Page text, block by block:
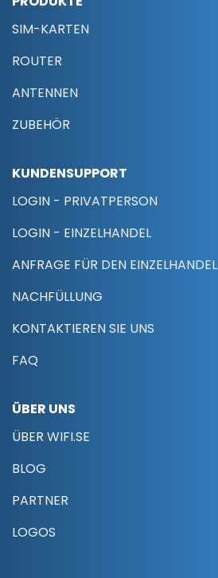
SIM-KARTEN
ROUTER
ANTENNEN
ZUBEHÖR
KUNDENSUPPORT
LOGIN - PRIVATPERSON
LOGIN - EINZELHANDEL
ANFRAGE FÜR DEN EINZELHANDEL
NACHFÜLLUNG
KONTAKTIEREN SIE UNS
FAQ
ÜBER UNS
ÜBER WIFI.SE
BLOG
PARTNER
LOGOS